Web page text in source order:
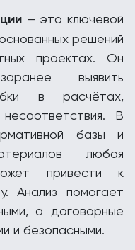
— это ключевой
решений
проектах. Он
выявить
в расчётах,
В
базы и
любая
привести к
Анализ помогает
а договорные
и безопасными.